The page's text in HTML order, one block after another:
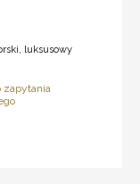
luksusowy